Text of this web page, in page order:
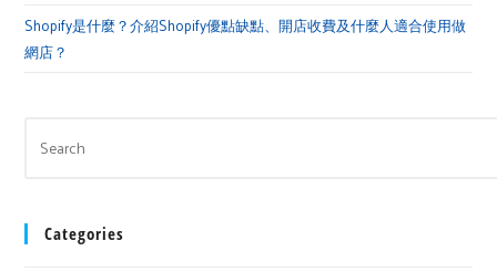
Shopify是什麼？介紹Shopify優點缺點、開店收費及什麼人適合使用做
網店？
Categories